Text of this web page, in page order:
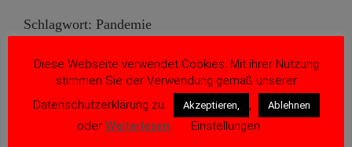
Schlagwort: Pandemie
Diese Webseite verwendet Cookies. Mit ihrer Nutzung
stimmen Sie der Verwendung gemäß unserer
Datenschutzerklärung zu.
Akzeptieren, , Ablehnen
oder Weiterlesen. Einstellungen